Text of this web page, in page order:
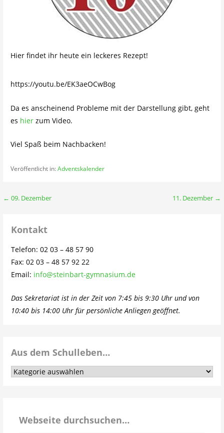
Hier findet ihr heute ein leckeres Rezept!
https://youtu.be/EK3aeOCwBog
Da es anscheinend Probleme mit der Darstellung gibt, geht
es hierzum Video.
Viel Spaß beim Nachbacken!
Veröffentlicht in:Adventskalender
Beitragsnavigation
← 09. Dezember 11. Dezember →
Kontakt
Telefon: 02 03 – 48 57 90
Fax: 02 03 – 48 57 92 22
Email: info@steinbart-gymnasium.de
Das Sekretariat ist in der Zeit von 7:45 bis 9:30 Uhr und von
10:40 bis 14:00 Uhr für persönliche Anliegen geöffnet.
Aus dem Schulleben…
Aus
Webseite durchsuchen…